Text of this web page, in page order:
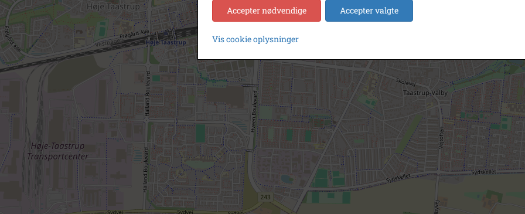
Accepter nødvendige Accepter valgte
Vis cookie oplysninger